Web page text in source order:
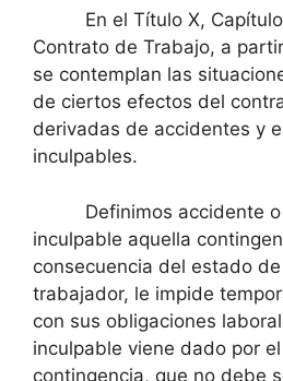
En el Título X,
Contrato de Trabajo, a
se contemplan las
de ciertos efectos del
derivadas de accidentes y
inculpables.
Definimos accidente
inculpable aquella
consecuencia del estado
trabajador, le impide
con sus obligaciones
inculpable viene dado por
contingencia, que no debe